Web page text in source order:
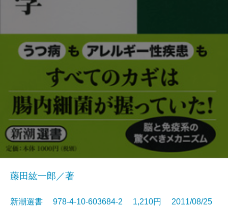
藤田紘一郎／著
新潮選書 978-4-10-603684-2 1,210円 2011/08/25